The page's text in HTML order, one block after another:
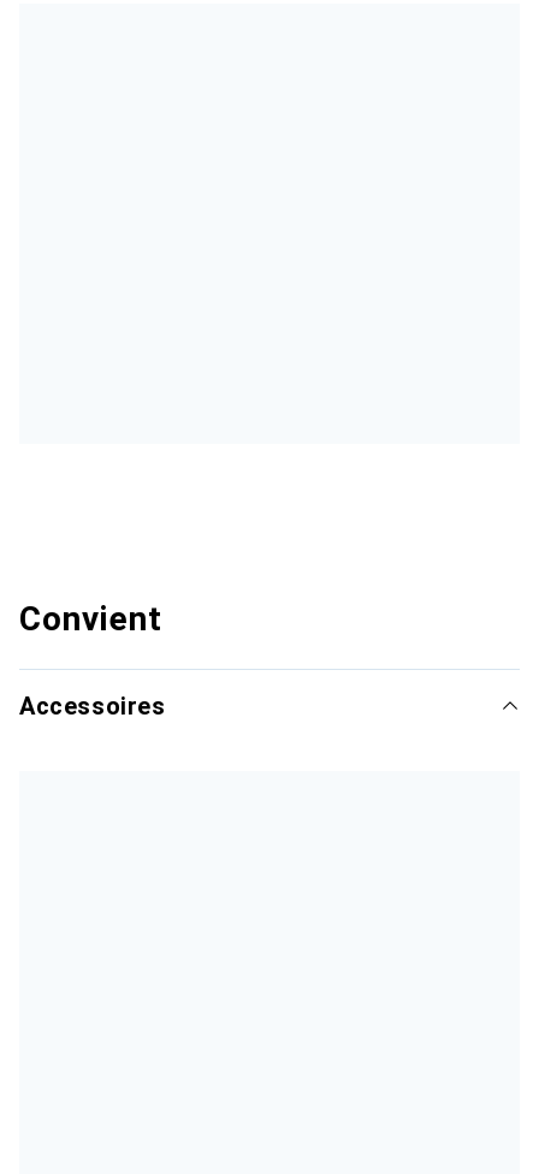
Convient
Accessoires